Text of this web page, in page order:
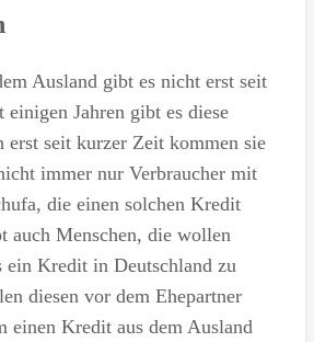
Ausland gibt es nicht erst seit
einigen Jahren gibt es diese
seit kurzer Zeit kommen sie
immer nur Verbraucher mit
die einen solchen Kredit
auch Menschen, die wollen
ein Kredit in Deutschland zu
diesen vor dem Ehepartner
einen Kredit aus dem Ausland